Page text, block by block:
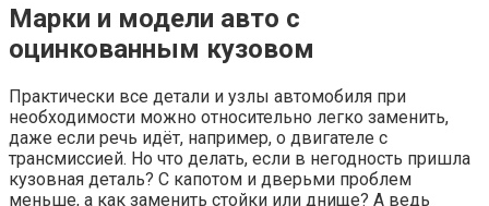
Марки и модели авто с
оцинкованным кузовом
Практически все детали и узлы автомобиля при
необходимости можно относительно легко заменить,
даже если речь идёт, например, о двигателе с
трансмиссией. Но что делать, если в негодность пришла
кузовная деталь? С капотом и дверьми проблем
меньше, а как заменить стойки или днище? А ведь